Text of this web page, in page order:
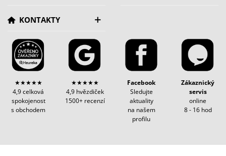
KONTAKTY
★★★★★
4,9 celková
spokojenost
s obchodem
★★★★★
4,9 hvězdiček
1500+ recenzí
Facebook
Sledujte
aktuality
na našem
profilu
Zákaznický
servis
online
8 - 16 hod